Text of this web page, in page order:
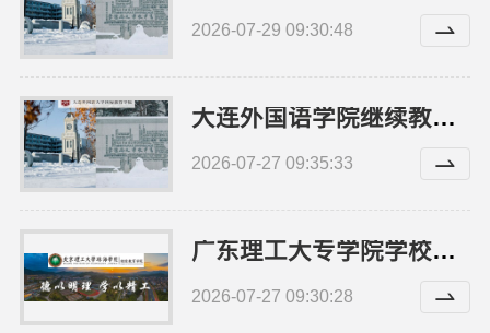
2026-07-29 09:30:48
大连外国语学院继续教育学院师资怎么样招生咨询
2026-07-27 09:35:33
广东理工大专学院学校环境-北京理工大学珠海学院继续教育学院
2026-07-27 09:30:28